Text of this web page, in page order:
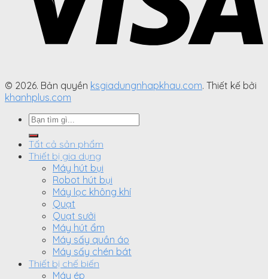
© 2026. Bản quyền ksgiadungnhapkhau.com. Thiết kế bởi
khanhplus.com
Search
Tất cả sản phẩm
Thiết bị gia dụng
Máy hút bụi
Robot hút bụi
Máy lọc không khí
Quạt
Quạt sưởi
Máy hút ẩm
Máy sấy quần áo
Máy sấy chén bát
Thiết bị chế biến
Máy ép